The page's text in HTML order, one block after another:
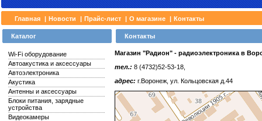
Главная | Новости | Прайс-лист | О магазине | Контакты
Каталог
Wi-Fi оборудование
Автоакустика и аксессуары
Автоэлектроника
Акустика
Антенны и аксессуары
Блоки питания, зарядные
устройства
Видеокамеры
Контакты
Магазин "Радион" - радиоэлектроника в
тел.: 8 (4732)52-53-18,
адрес: г.Воронеж, ул. Кольцовская д.44